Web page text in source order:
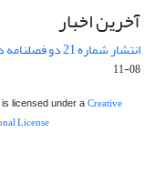
آخرین اخبار
انتشار شماره 21 دو فصلنامه دین و دنیای معاصر، (پاییز و زمستان 1403)
08-11
licensed under a Creative
License